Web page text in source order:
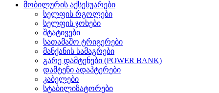
მობილურის აქსესუარები
სელფის რგოლები
სელფის ჯოხები
შტატივები
სათამაშო ტრიგერები
მანქანის სამაგრები
გარე დამტენები (POWER BANK)
დამტენი ადაპტერები
კაბელები
სტაბილიზატორები